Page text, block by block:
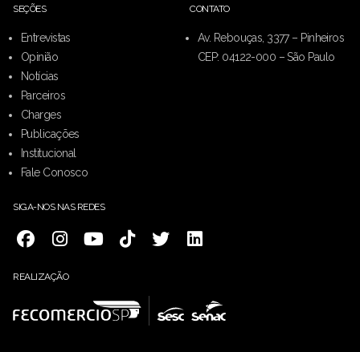
SEÇÕES
Entrevistas
Opinião
Notícias
Parceiros
Charges
Publicações
Institucional
Fale Conosco
CONTATO
Av. Rebouças, 3377 – Pinheiros
CEP: 04122-000 – São Paulo
SIGA-NOS NAS REDES
REALIZAÇÃO